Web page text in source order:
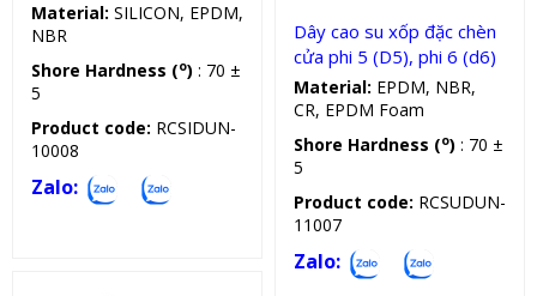
Material: SILICON, EPDM,
NBR
Shore Hardness (o) : 70 ±
5
Product code: RCSIDUN-
10008
Zalo:
Dây cao su xốp đặc chèn
cửa phi 5 (D5), phi 6 (d6)
Material: EPDM, NBR,
CR, EPDM Foam
Shore Hardness (o) : 70 ±
5
Product code: RCSUDUN-
11007
Zalo: